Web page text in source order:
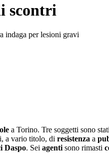
scontri
indaga per lesioni gravi
a Torino. Tre soggetti sono
a vario titolo, di resistenza a
Daspo. Sei agenti sono rimasti